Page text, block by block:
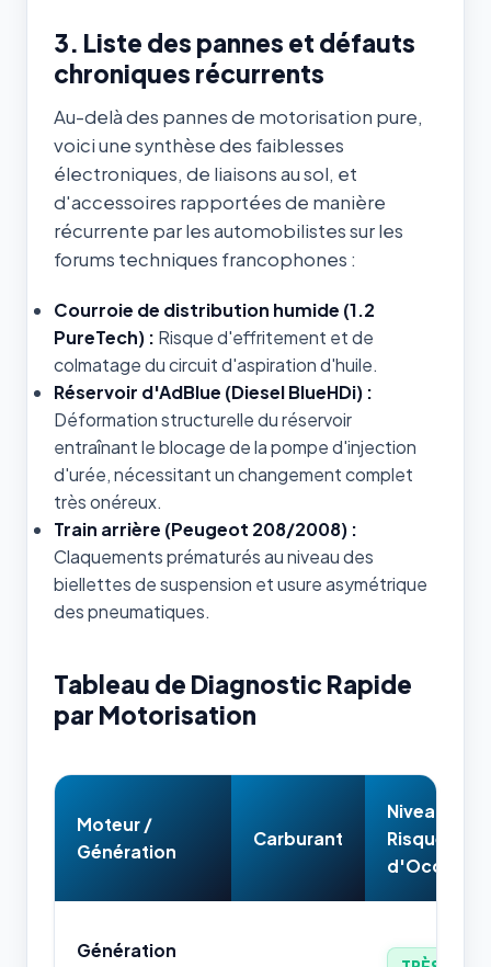
3. Liste des pannes et défauts
chroniques récurrents
Au-delà des pannes de motorisation pure,
voici une synthèse des faiblesses
électroniques, de liaisons au sol, et
d'accessoires rapportées de manière
récurrente par les automobilistes sur les
forums techniques francophones :
Courroie de distribution humide (1.2
PureTech) : Risque d'effritement et de
colmatage du circuit d'aspiration d'huile.
Réservoir d'AdBlue (Diesel BlueHDi) :
Déformation structurelle du réservoir
entraînant le blocage de la pompe d'injection
d'urée, nécessitant un changement complet
très onéreux.
Train arrière (Peugeot 208/2008) :
Claquements prématurés au niveau des
biellettes de suspension et usure asymétrique
des pneumatiques.
Tableau de Diagnostic Rapide
par Motorisation
Moteur /
Génération
Carburant
Niveau de
Risque
d'Occasion
Génération